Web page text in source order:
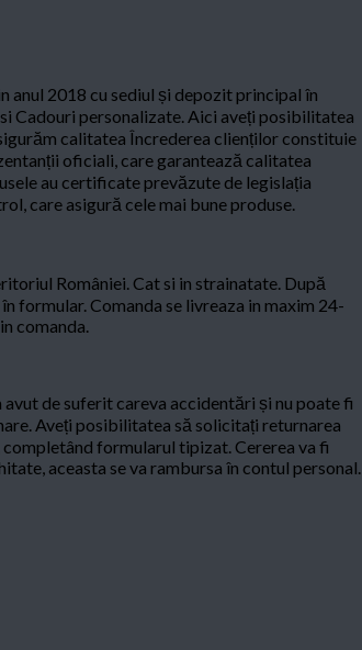
anul 2018 cu sediul și depozit principal în
Cadouri personalizate. Aici aveți posibilitatea
calitatea Încrederea clienților constituie
oficiali, care garantează calitatea
au certificate prevăzute de legislația
care asigură cele mai bune produse.
României. Cat si in strainatate. După
formular. Comanda se livreaza in maxim 24-
comanda.
de suferit careva accidentări și nu poate fi
Aveți posibilitatea să solicitați returnarea
formularul tipizat. Cererea va fi
aceasta se va rambursa în contul personal.